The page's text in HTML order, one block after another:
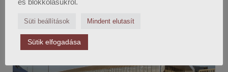
(Tervező: KÖZTI, Forrás: Budapest Airport)
és blokkolásukról.
Süti beállítások Mindent elutasít
Sütik elfogadása